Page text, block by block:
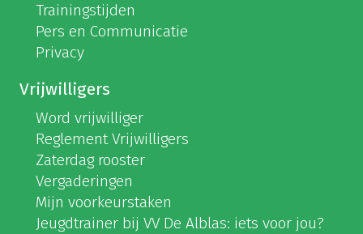
Trainingstijden
Pers en Communicatie
Privacy
Vrijwilligers
Word vrijwilliger
Reglement Vrijwilligers
Zaterdag rooster
Vergaderingen
Mijn voorkeurstaken
Jeugdtrainer bij VV De Alblas: iets voor jou?